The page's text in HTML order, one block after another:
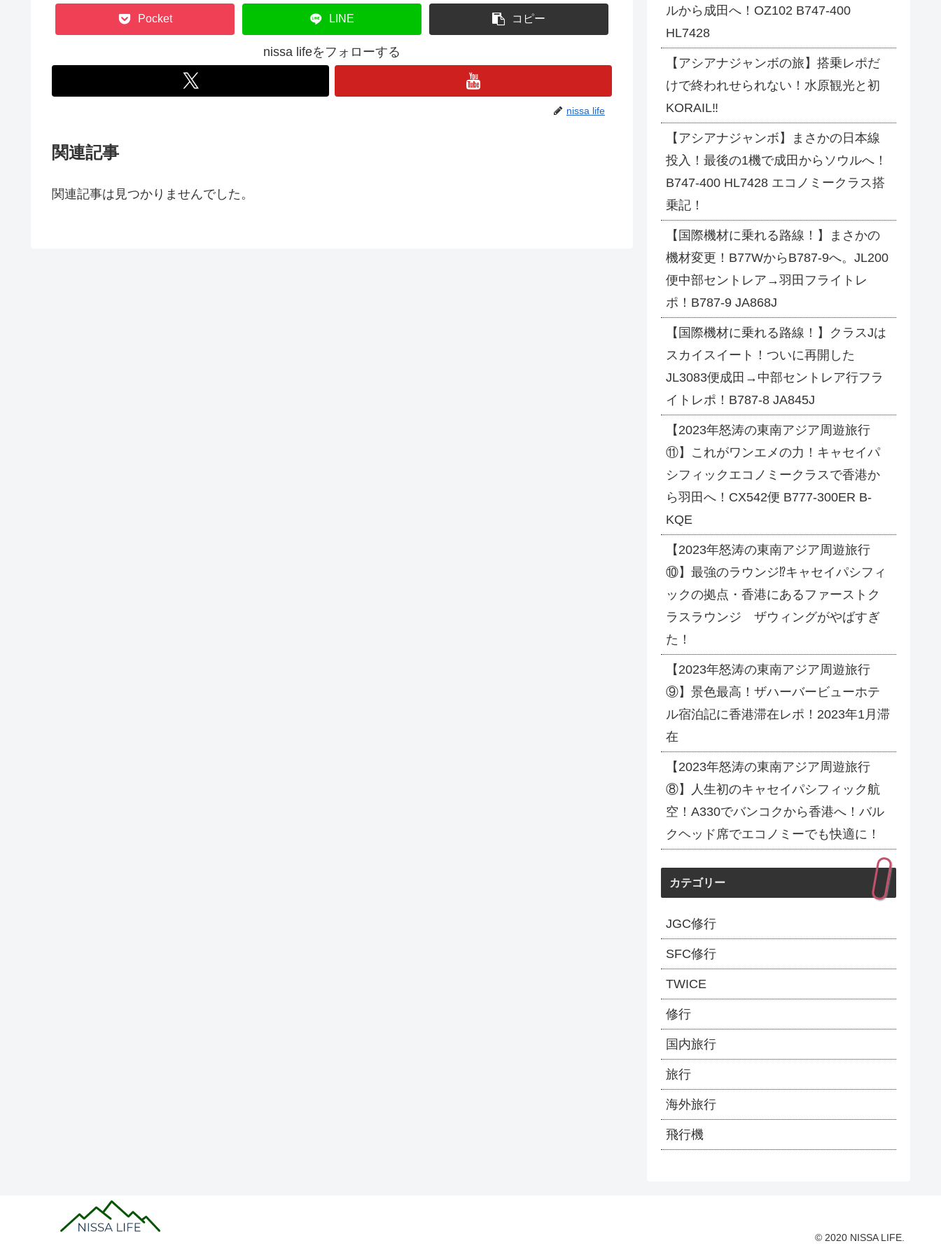
Pocket LINE コピー
nissa lifeをフォローする
nissa life
関連記事
関連記事は見つかりませんでした。
ルから成田へ！OZ102 B747-400
HL7428
【アシアナジャンボの旅】搭乗レポだ
けで終われせられない！水原観光と初
KORAIL‼
【アシアナジャンボ】まさかの日本線
投入！最後の1機で成田からソウルへ！
B747-400 HL7428 エコノミークラス搭
乗記！
【国際機材に乗れる路線！】まさかの
機材変更！B77WからB787-9へ。JL200
便中部セントレア→羽田フライトレ
ポ！B787-9 JA868J
【国際機材に乗れる路線！】クラスJは
スカイスイート！ついに再開した
JL3083便成田→中部セントレア行フラ
イトレポ！B787-8 JA845J
【2023年怒涛の東南アジア周遊旅行
⑪】これがワンエメの力！キャセイパ
シフィックエコノミークラスで香港か
ら羽田へ！CX542便 B777-300ER B-
KQE
【2023年怒涛の東南アジア周遊旅行
⑩】最強のラウンジ⁉キャセイパシフィ
ックの拠点・香港にあるファーストク
ラスラウンジ ザウィングがやばすぎ
た！
【2023年怒涛の東南アジア周遊旅行
⑨】景色最高！ザハーバービューホテ
ル宿泊記に香港滞在レポ！2023年1月滞
在
【2023年怒涛の東南アジア周遊旅行
⑧】人生初のキャセイパシフィック航
空！A330でバンコクから香港へ！バル
クヘッド席でエコノミーでも快適に！
カテゴリー
JGC修行
SFC修行
TWICE
修行
国内旅行
旅行
海外旅行
飛行機
© 2020 NISSA LIFE.